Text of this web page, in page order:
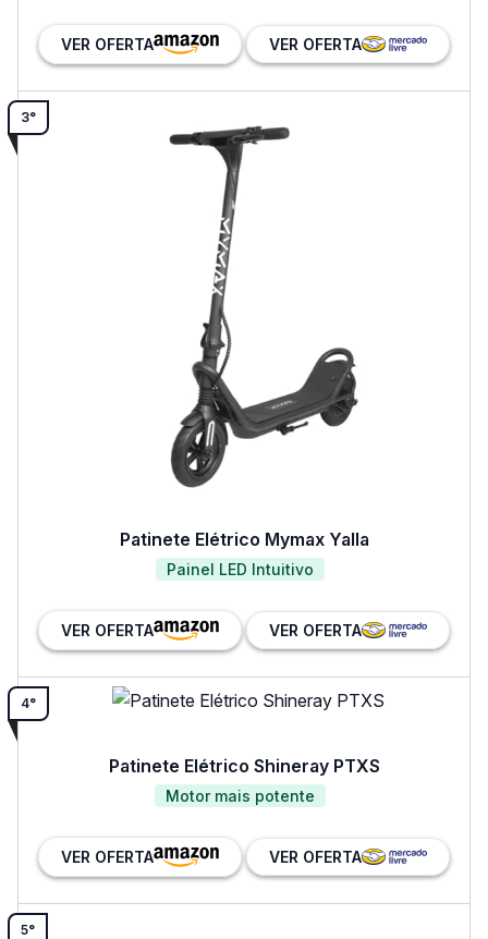
VER OFERTA VER OFERTA
3°
Patinete Elétrico Mymax Yalla
Painel LED Intuitivo
VER OFERTA VER OFERTA
4°
Patinete Elétrico Shineray PTXS
Motor mais potente
VER OFERTA VER OFERTA
5°